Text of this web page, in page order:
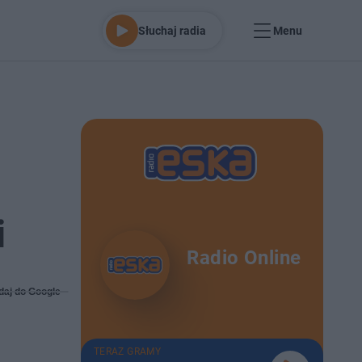
Słuchaj radia Menu
do Google
Radio Online
TERAZ GRAMY